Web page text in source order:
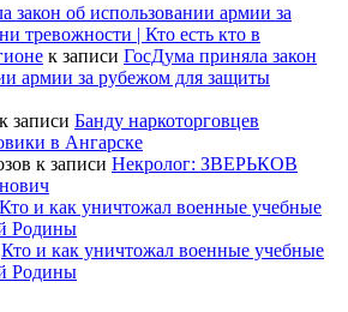
закон об использовании армии за
тревожности | Кто есть кто в
к записи ГосДума приняла закон
армии за рубежом для защиты
к записи Банду наркоторговцев
в Ангарске
к записи Некролог: ЗВЕРЬКОВ
Кто и как уничтожал военные учебные
Родины
Кто и как уничтожал военные учебные
Родины